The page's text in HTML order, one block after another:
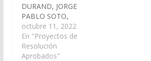
DURAND, JORGE
PABLO SOTO,
CARLOS ALBERTO
ROSSO, JAVIER
ALBERTO MONICO
GRACIANO, JUAN
octubre 11, 2022
En "Proyectos de
Resolución
Aprobados"